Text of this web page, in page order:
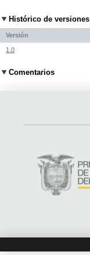
Histórico de versiones
Versión
1.0
Comentarios